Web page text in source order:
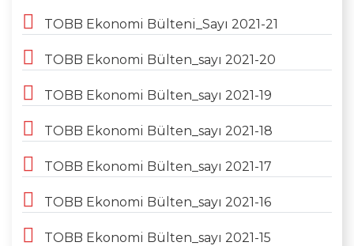
TOBB Ekonomi Bülteni_Sayı 2021-21
TOBB Ekonomi Bülten_sayı 2021-20
TOBB Ekonomi Bülten_sayı 2021-19
TOBB Ekonomi Bülten_sayı 2021-18
TOBB Ekonomi Bülten_sayı 2021-17
TOBB Ekonomi Bülten_sayı 2021-16
TOBB Ekonomi Bülten_sayı 2021-15